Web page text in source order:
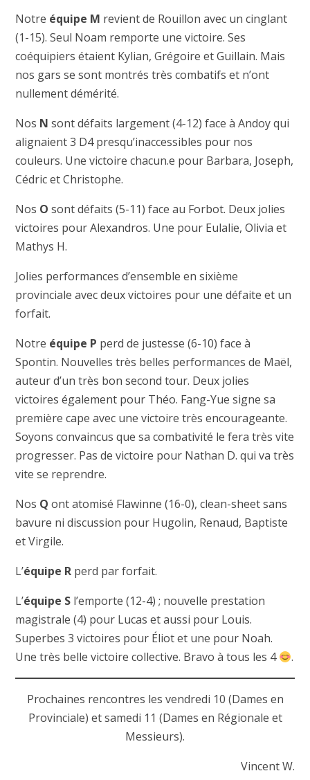
Notre équipe M revient de Rouillon avec un cinglant
(1-15). Seul Noam remporte une victoire. Ses
coéquipiers étaient Kylian, Grégoire et Guillain. Mais
nos gars se sont montrés très combatifs et n’ont
nullement démérité.
Nos N sont défaits largement (4-12) face à Andoy qui
alignaient 3 D4 presqu’inaccessibles pour nos
couleurs. Une victoire chacun.e pour Barbara, Joseph,
Cédric et Christophe.
Nos O sont défaits (5-11) face au Forbot. Deux jolies
victoires pour Alexandros. Une pour Eulalie, Olivia et
Mathys H.
Jolies performances d’ensemble en sixième
provinciale avec deux victoires pour une défaite et un
forfait.
Notre équipe P perd de justesse (6-10) face à
Spontin. Nouvelles très belles performances de Maël,
auteur d’un très bon second tour. Deux jolies
victoires également pour Théo. Fang-Yue signe sa
première cape avec une victoire très encourageante.
Soyons convaincus que sa combativité le fera très vite
progresser. Pas de victoire pour Nathan D. qui va très
vite se reprendre.
Nos Q ont atomisé Flawinne (16-0), clean-sheet sans
bavure ni discussion pour Hugolin, Renaud, Baptiste
et Virgile.
L’équipe Rperd par forfait.
L’équipe Sl’emporte (12-4) ; nouvelle prestation
magistrale (4) pour Lucas et aussi pour Louis.
Superbes 3 victoires pour Éliot et une pour Noah.
Une très belle victoire collective. Bravo à tous les 4
.
Prochaines rencontres les vendredi 10 (Dames en
Provinciale) et samedi 11 (Dames en Régionale et
Messieurs).
Vincent W.